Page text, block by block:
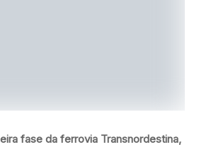
fase da ferrovia Transnordestina,